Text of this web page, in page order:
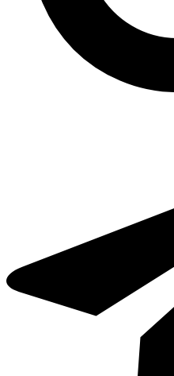
Крафтові пакети харків